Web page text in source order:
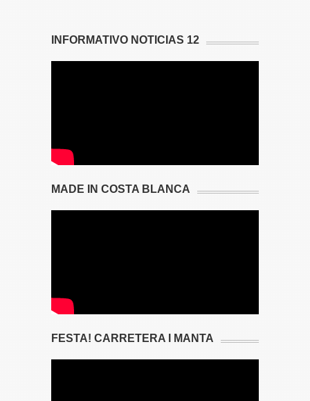
INFORMATIVO NOTICIAS 12
MADE IN COSTA BLANCA
FESTA! CARRETERA I MANTA